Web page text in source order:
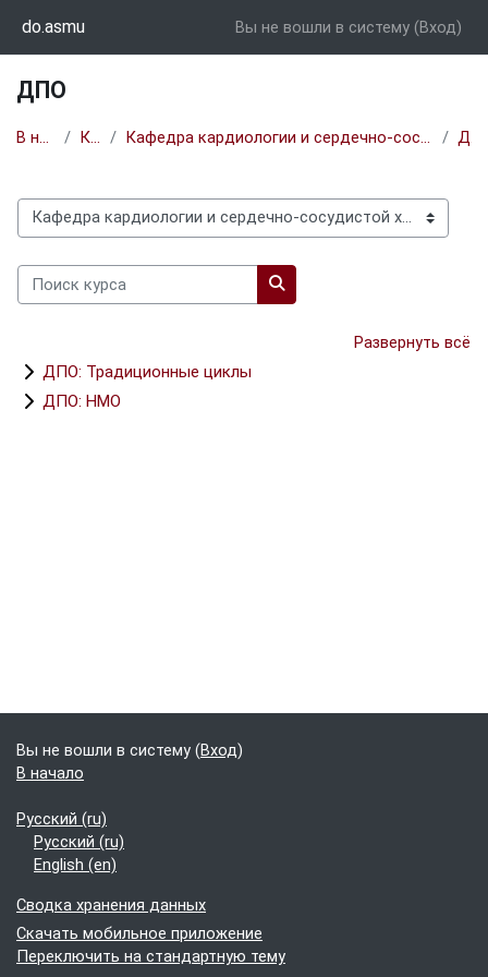
do.asmu Вы не вошли в систему (Вход)
ДПО
В начало Курсы Кафедра кардиологии и сердечно-сосудистой хирургии с курсом ДПО ДПО
Категории курсов
Поиск курса
Поиск курса
Развернуть всё
ДПО: Традиционные циклы
ДПО: НМО
Вы не вошли в систему (Вход)
В начало
Русский ‎(ru)‎
Русский ‎(ru)‎
English ‎(en)‎
Сводка хранения данных
Скачать мобильное приложение
Переключить на стандартную тему